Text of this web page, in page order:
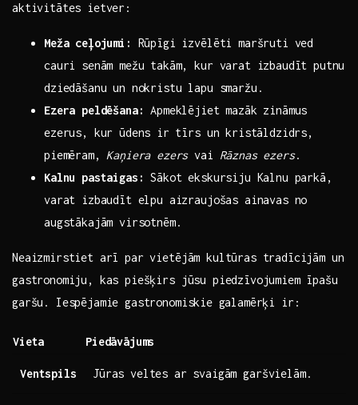
aktivitātes ietver:
Meža ‍ceļojumi:
Rūpīgi izvēlēti maršruti​ ved
cauri senām mežu takām, kur varat izbaudīt ‌putnu
dziedāšanu un nokristu lapu smaržu.
Ezera peldēšana: Apmeklējiet mazāk zināmus
ezerus, kur ūdens⁤ ir tīrs un kristāldzidrs,
piemēram,Kaņiera‍ ezersvai Rāznas ezers.
Kalnu pastaigas: Sākot ekskursiju Kalnu parkā,
varat izbaudīt elpu aizraujošas ainavas no
augstākajām virsotnēm.
Neaizmirstiet arī par vietējām kultūras tradīcijām ⁣un⁣
gastronomiju, kas piešķirs jūsu‍ piedzīvojumiem ​īpašu
garšu. Iespējamie gastronomiskie ⁣galamērķi ir:
Vieta Piedāvājums
Ventspils Jūras veltes ar svaigām garšvielām.